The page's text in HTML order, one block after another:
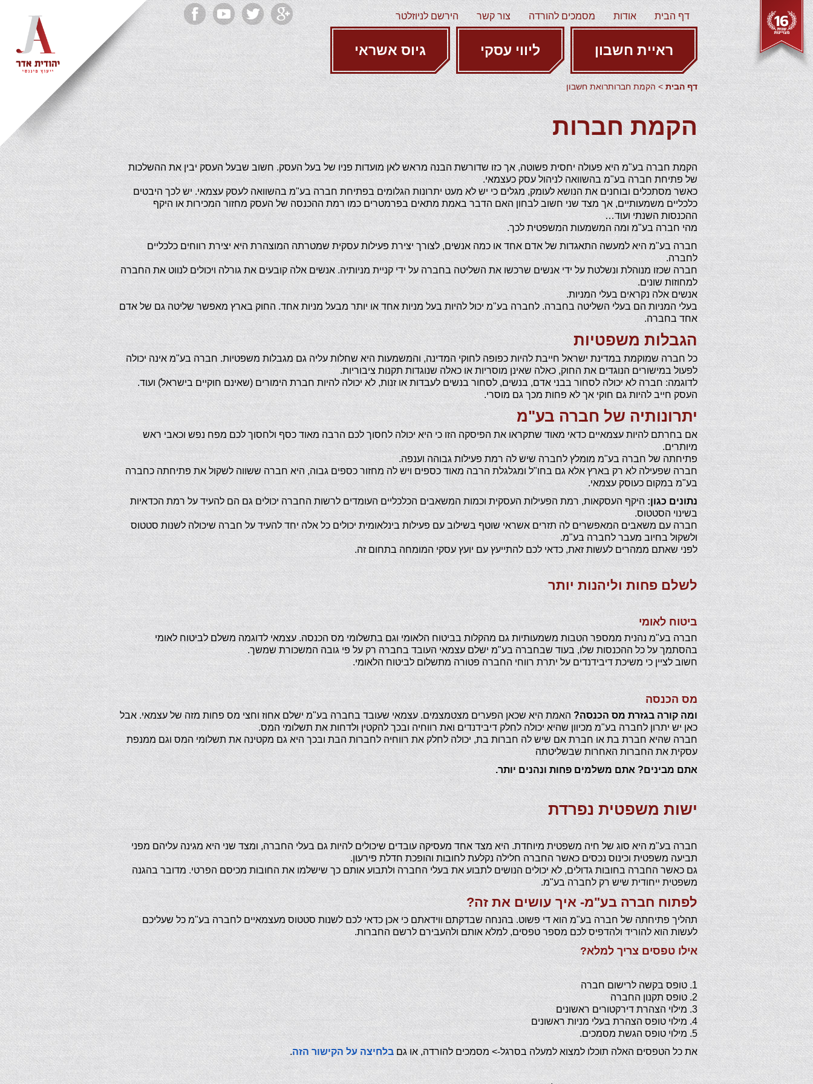
דף הבית אודות מסמכים להורדה צור קשר הירשם לניוזלטר
ראיית חשבון ליווי עסקי גיוס אשראי
דף הבית> הקמת חברותרואת חשבון
הקמת חברות
הקמת חברה בע"מ היא פעולה יחסית פשוטה, אך כזו שדורשת הבנה מראש לאן מועדות פניו של בעל העסק. חשוב שבעל העסק יבין את ההשלכות
של פתיחת חברה בע"מ בהשוואה לניהול עסק כעצמאי.
כאשר מסתכלים ובוחנים את הנושא לעומק, מגלים כי יש לא מעט יתרונות הגלומים בפתיחת חברה בע"מ בהשוואה לעסק עצמאי. יש לכך היבטים
כלכליים משמעותיים, אך מצד שני חשוב לבחון האם הדבר באמת מתאים בפרמטרים כמו רמת ההכנסה של העסק מחזור המכירות או היקף
ההכנסות השנתי ועוד…
מהי חברה בע"מ ומה המשמעות המשפטית לכך.
חברה בע"מ היא למעשה התאגדות של אדם אחד או כמה אנשים, לצורך יצירת פעילות עסקית שמטרתה המוצהרת היא יצירת רווחים כלכליים
לחברה.
חברה שכזו מנוהלת ונשלטת על ידי אנשים שרכשו את השליטה בחברה על ידי קניית מניותיה. אנשים אלה קובעים את גורלה ויכולים לנווט את החברה
למחוזות שונים.
אנשים אלה נקראים בעלי המניות.
בעלי המניות הם בעלי השליטה בחברה. לחברה בע"מ יכול להיות בעל מניות אחד או יותר מבעל מניות אחד. החוק בארץ מאפשר שליטה גם של אדם
אחד בחברה.
הגבלות משפטיות
כל חברה שמוקמת במדינת ישראל חייבת להיות כפופה לחוקי המדינה, והמשמעות היא שחלות עליה גם מגבלות משפטיות. חברה בע"מ אינה יכולה
לפעול במישורים הנוגדים את החוק, כאלה שאינן מוסריות או כאלה שנוגדות תקנות ציבוריות.
לדוגמה: חברה לא יכולה לסחור בבני אדם, בנשים, לסחור בנשים לעבדות או זנות, לא יכולה להיות חברת הימורים (שאינם חוקיים בישראל) ועוד.
העסק חייב להיות גם חוקי אך לא פחות מכך גם מוסרי.
יתרונותיה של חברה בע"מ
אם בחרתם להיות עצמאיים כדאי מאוד שתקראו את הפיסקה הזו כי היא יכולה לחסוך לכם הרבה מאוד כסף ולחסוך לכם מפח נפש וכאבי ראש
מיותרים.
פתיחתה של חברה בע"מ מומלץ לחברה שיש לה רמת פעילות גבוהה וענפה.
חברה שפעילה לא רק בארץ אלא גם בחו"ל ומגלגלת הרבה מאוד כספים ויש לה מחזור כספים גבוה, היא חברה ששווה לשקול את פתיחתה כחברה
בע"מ במקום כעוסק עצמאי.
נתונים כגון:היקף העסקאות, רמת הפעילות העסקית וכמות המשאבים הכלכליים העומדים לרשות החברה יכולים גם הם להעיד על רמת הכדאיות
בשינוי הסטטוס.
חברה עם משאבים המאפשרים לה תזרים אשראי שוטף בשילוב עם פעילות בינלאומית יכולים כל אלה יחד להעיד על חברה שיכולה לשנות סטטוס
ולשקול בחיוב מעבר לחברה בע"מ.
לפני שאתם ממהרים לעשות זאת, כדאי לכם להתייעץ עם יועץ עסקי המומחה בתחום זה.
לשלם פחות וליהנות יותר
ביטוח לאומי
חברה בע"מ נהנית ממספר הטבות משמעותיות גם מהקלות בביטוח הלאומי וגם בתשלומי מס הכנסה. עצמאי לדוגמה משלם לביטוח לאומי
בהסתמך על כל ההכנסות שלו, בעוד שבחברה בע"מ ישלם עצמאי העובד בחברה רק על פי גובה המשכורת שמשך.
חשוב לציין כי משיכת דיבידנדים על יתרת רווחי החברה פטורה מתשלום לביטוח הלאומי.
מס הכנסה
ומה קורה בגזרת מס הכנסה? האמת היא שכאן הפערים מצטמצמים. עצמאי שעובד בחברה בע"מ ישלם אחוז וחצי מס פחות מזה של עצמאי. אבל
כאן יש יתרון לחברה בע"מ מכיוון שהיא יכולה לחלק דיבידנדים ואת רווחיה ובכך להקטין ולדחות את תשלומי המס.
חברה שהיא חברת בת או חברת אם שיש לה חברות בת, יכולה לחלק את רווחיה לחברות הבת ובכך היא גם מקטינה את תשלומי המס וגם ממנפת
עסקית את החברות האחרות שבשליטתה
אתם מבינים? אתם משלמים פחות ונהנים יותר.
ישות משפטית נפרדת
חברה בע"מ היא סוג של חיה משפטית מיוחדת. היא מצד אחד מעסיקה עובדים שיכולים להיות גם בעלי החברה, ומצד שני היא מגינה עליהם מפני
תביעה משפטית וכינוס נכסים כאשר החברה חלילה נקלעת לחובות והופכת חדלת פירעון.
גם כאשר החברה בחובות גדולים, לא יכולים הנושים לתבוע את בעלי החברה ולתבוע אותם כך שישלמו את החובות מכיסם הפרטי. מדובר בהגנה
משפטית ייחודית שיש רק לחברה בע"מ.
לפתוח חברה בע"מ- איך עושים את זה?
תהליך פתיחתה של חברה בע"מ הוא די פשוט. בהנחה שבדקתם ווידאתם כי אכן כדאי לכם לשנות סטטוס מעצמאיים לחברה בע"מ כל שעליכם
לעשות הוא להוריד ולהדפיס לכם מספר טפסים, למלא אותם ולהעבירם לרשם החברות.
אילו טפסים צריך למלא?
1. טופס בקשה לרישום חברה
2. טופס תקנון החברה
3. מילוי הצהרת דירקטורים ראשונים
4. מילוי טופס הצהרת בעלי מניות ראשונים
5. מילוי טופס הגשת מסמכים.
את כל הטפסים האלה תוכלו למצוא למעלה בסרגל-> מסמכים להורדה, או גם בלחיצה על הקישור הזה.